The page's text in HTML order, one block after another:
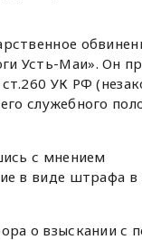
Усть-Маи». Он
УК РФ
служебного
с мнением
в виде штрафа в
о взыскании с